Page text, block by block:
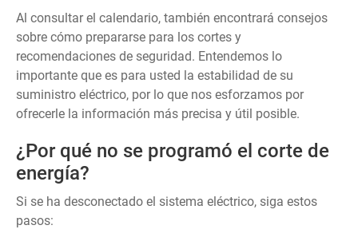
Al consultar el calendario, también encontrará consejos
sobre cómo prepararse para los cortes y
recomendaciones de seguridad. Entendemos lo
importante que es para usted la estabilidad de su
suministro eléctrico, por lo que nos esforzamos por
ofrecerle la información más precisa y útil posible.
¿Por qué no se programó el corte de
energía?
Si se ha desconectado el sistema eléctrico, siga estos
pasos: